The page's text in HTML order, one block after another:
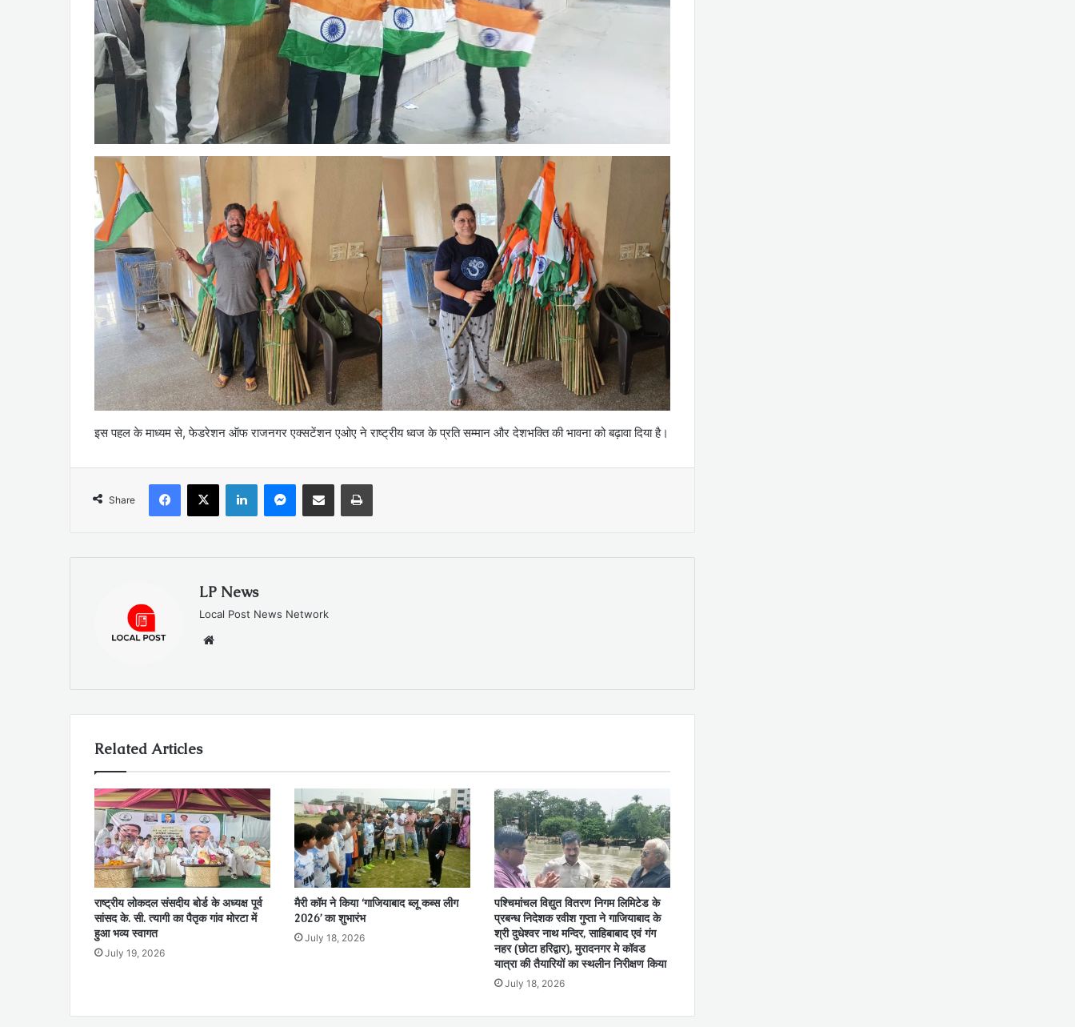
इस पहल के माध्यम से, फेडरेशन ऑफ राजनगर एक्सटेंशन एओए ने राष्ट्रीय ध्वज के प्रति सम्मान और देशभक्ति की भावना को बढ़ावा दिया है।
Share
Facebook
X LinkedInMessenger
Share via Email Print
LP News
Local Post News Network
Related Articles
राष्ट्रीय लोकदल संसदीय बोर्ड के अध्यक्ष पूर्व
सांसद के. सी. त्यागी का पैतृक गांव मोरटा में
हुआ भव्य स्वागत
July 19, 2026
मैरी कॉम ने किया ‘गाजियाबाद ब्लू कब्स लीग
2026’ का शुभारंभ
July 18, 2026
पश्चिमांचल विद्युत वितरण निगम लिमिटेड के
प्रबन्ध निदेशक रवीश गुप्ता ने गाजियाबाद के
श्री दुधेश्वर नाथ मन्दिर, साहिबाबाद एवं गंग
नहर (छोटा हरिद्वार), मुरादनगर मे कॉवड
यात्रा की तैयारियों का स्थलीन निरीक्षण किया
July 18, 2026